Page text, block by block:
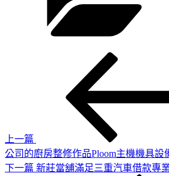
上一篇
公司的廚房整修作品Ploom主機機具設
下
下一篇 新莊當舖滿足三重汽車借款專